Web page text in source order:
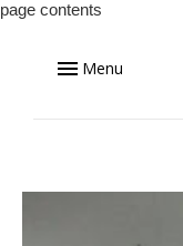
page contents
Menu